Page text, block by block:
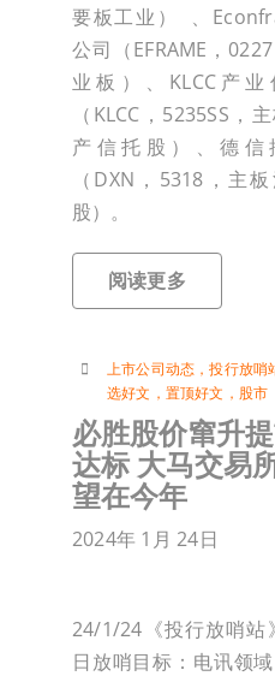
要板工业） 、
公司（EFRAME，
业板）、KLCC产业
（KLCC，5235SS，
产信托股）、德信
（DXN，5318，主
股）。
阅读更多
上市公司动态 ，投行放哨
选好文 ， 置顶好文 ， 股市
必胜股价窜升
达标 大马交易
望在今年
2024年 1月 24日
24/1/24《投行放哨站
日放哨目标：电讯领